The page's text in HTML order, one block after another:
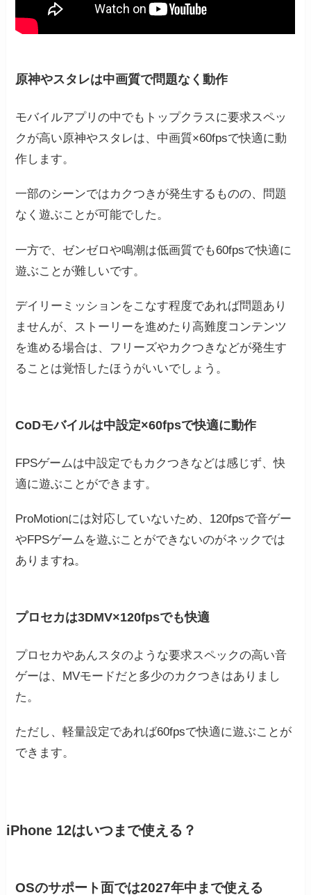
原神やスタレは中画質で問題なく動作
モバイルアプリの中でもトップクラスに要求スペッ
クが高い原神やスタレは、中画質×60fpsで快適に動
作します。
一部のシーンではカクつきが発生するものの、問題
なく遊ぶことが可能でした。
一方で、ゼンゼロや鳴潮は低画質でも60fpsで快適に
遊ぶことが難しいです。
デイリーミッションをこなす程度であれば問題あり
ませんが、ストーリーを進めたり高難度コンテンツ
を進める場合は、フリーズやカクつきなどが発生す
ることは覚悟したほうがいいでしょう。
CoDモバイルは中設定×60fpsで快適に動作
FPSゲームは中設定でもカクつきなどは感じず、快
適に遊ぶことができます。
ProMotionには対応していないため、120fpsで音ゲー
やFPSゲームを遊ぶことができないのがネックでは
ありますね。
プロセカは3DMV×120fpsでも快適
プロセカやあんスタのような要求スペックの高い音
ゲーは、MVモードだと多少のカクつきはありまし
た。
ただし、軽量設定であれば60fpsで快適に遊ぶことが
できます。
iPhone 12はいつまで使える？
OSのサポート面では2027年中まで使える